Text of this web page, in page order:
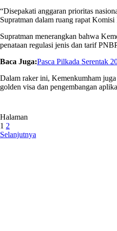
“Disepakati anggaran prioritas
Supratman dalam ruang rapat
Supratman menerangkan bahwa
penataan regulasi jenis dan tarif
Baca Juga:Pasca Pilkada Serentak
Dalam raker ini, Kemenkumham
golden visa dan pengembangan
Halaman
1 2
Selanjutnya